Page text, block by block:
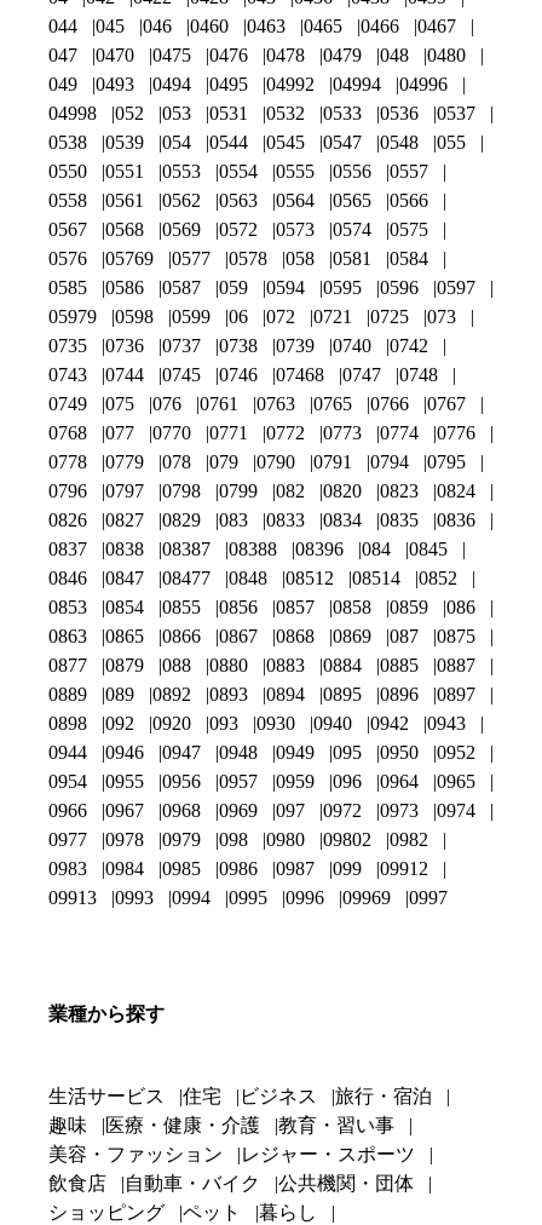
044
045 046 0460 0463 0465 0466
0467
047
0470 0475 0476 0478 0479 048
0480
049
0493 0494 0495 04992 04994
04996
04998
052 053 0531 0532 0533 0536
0537
0538
0539 054 0544 0545 0547 0548
055
0550
0551 0553 0554 0555 0556
0557
0558
0561 0562 0563 0564 0565
0566
0567
0568 0569 0572 0573 0574
0575
0576
05769 0577 0578 058 0581
0584
0585
0586 0587 059 0594 0595 0596
0597
05979
0598 0599 06 072 0721 0725
073
0735
0736 0737 0738 0739 0740
0742
0743
0744 0745 0746 07468 0747
0748
0749
075 076 0761 0763 0765 0766
0767
0768
077 0770 0771 0772 0773 0774
0776
0778
0779 078 079 0790 0791 0794
0795
0796
0797 0798 0799 082 0820 0823
0824
0826
0827 0829 083 0833 0834 0835
0836
0837
0838 08387 08388 08396 084
0845
0846
0847 08477 0848 08512 08514
0852
0853
0854 0855 0856 0857 0858 0859
086
0863
0865 0866 0867 0868 0869 087
0875
0877
0879 088 0880 0883 0884 0885
0887
0889
089 0892 0893 0894 0895 0896
0897
0898
092 0920 093 0930 0940 0942
0943
0944
0946 0947 0948 0949 095 0950
0952
0954
0955 0956 0957 0959 096 0964
0965
0966
0967 0968 0969 097 0972 0973
0974
0977
0978 0979 098 0980 09802
0982
0983
0984 0985 0986 0987 099
09912
09913
0993 0994 0995 0996 09969 0997
業種から探す
生活サービス 住宅 ビジネス
旅行・宿泊
趣味
医療・健康・介護
教育・習い事
美容・ファッション
レジャー・スポーツ
飲食店
自動車・バイク
公共機関・団体
ショッピング
ペット
暮らし